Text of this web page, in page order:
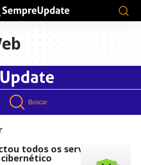
Buscar
todos os servidores